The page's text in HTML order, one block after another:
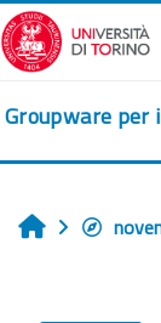
Vai al contenuto
Groupware per
Home